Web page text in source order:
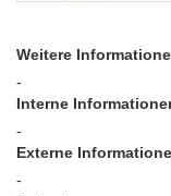
Weitere
-
Interne
-
Externe
-